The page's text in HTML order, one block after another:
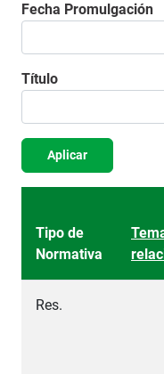
Fecha Promulgación
Título
Aplicar
Tipo de
Normativa
Res.